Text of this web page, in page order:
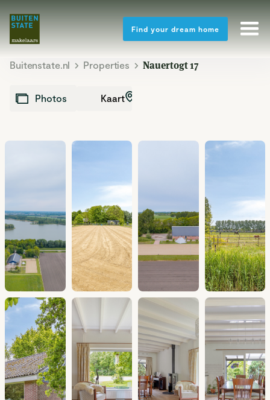
Find your dream home
Buitenstate.nl Properties Nauertogt 17
Photos Kaart